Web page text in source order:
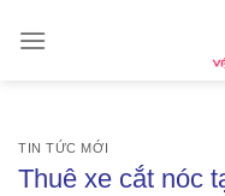
TIN TỨC MỚI
Thuê xe cắt nóc